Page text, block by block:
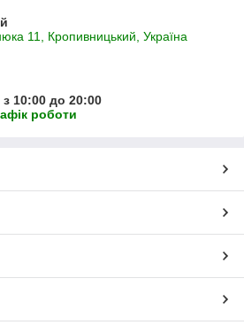
11, Кропивницький, Україна
10:00 до 20:00
роботи